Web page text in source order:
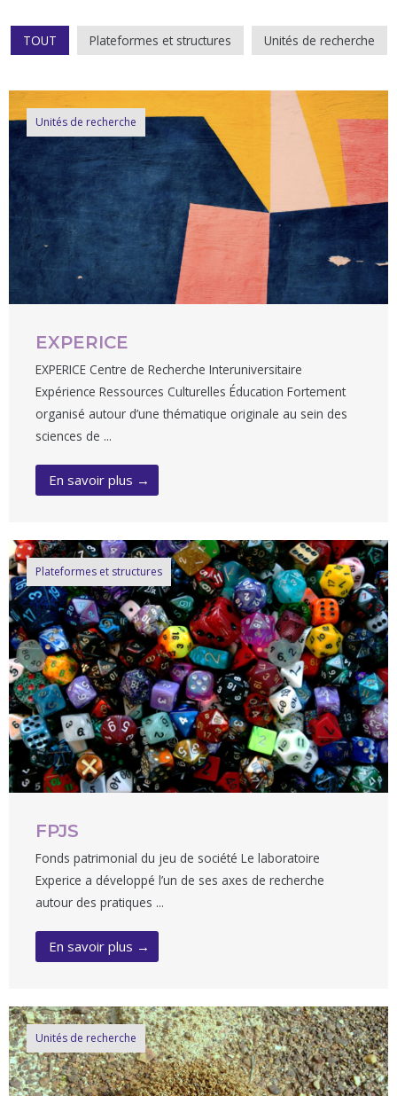
TOUT Plateformes et structures Unités de recherche
Unités de recherche
EXPERICE
EXPERICE Centre de Recherche Interuniversitaire
Expérience Ressources Culturelles Éducation Fortement
organisé autour d’une thématique originale au sein des
sciences de ...
En savoir plus →
Plateformes et structures
FPJS
Fonds patrimonial du jeu de société Le laboratoire
Experice a développé l’un de ses axes de recherche
autour des pratiques ...
En savoir plus →
Unités de recherche